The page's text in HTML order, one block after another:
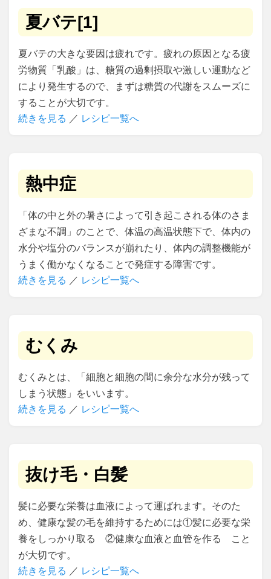
夏バテ[1]
夏バテの大きな要因は疲れです。疲れの原因となる疲
労物質「乳酸」は、糖質の過剰摂取や激しい運動など
により発生するので、まずは糖質の代謝をスムーズに
することが大切です。
続きを見る ／ レシピ一覧へ
熱中症
「体の中と外の暑さによって引き起こされる体のさま
ざまな不調」のことで、体温の高温状態下で、体内の
水分や塩分のバランスが崩れたり、体内の調整機能が
うまく働かなくなることで発症する障害です。
続きを見る ／ レシピ一覧へ
むくみ
むくみとは、「細胞と細胞の間に余分な水分が残って
しまう状態」をいいます。
続きを見る ／ レシピ一覧へ
抜け毛・白髪
髪に必要な栄養は血液によって運ばれます。そのた
め、健康な髪の毛を維持するためには①髪に必要な栄
養をしっかり取る ②健康な血液と血管を作る こと
が大切です。
続きを見る ／ レシピ一覧へ